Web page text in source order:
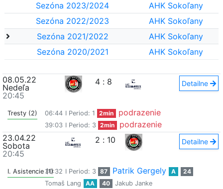
Sezóna 2023/2024
AHK Sokoľany
Sezóna 2022/2023
AHK Sokoľany
Sezóna 2021/2022
AHK Sokoľany
Sezóna 2020/2021
AHK Sokoľany
08.05.22
Nedeľa
20:45
4 : 8 Detailne
Tresty (2) 06:44 I Period: 1 2min podrazenie
39:03 I Period: 3 2min
podrazenie
23.04.22
Sobota
20:45
2 : 10 Detailne
I. Asistencie (1)30:32 I Period: 3 87 Patrik Gergely A
24
Tomaš Lang
AA 40 Jakub Janke